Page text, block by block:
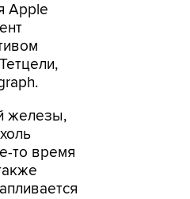
Apple
железы,
то время